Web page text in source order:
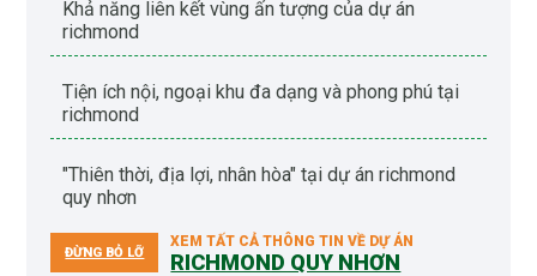
khả năng liên kết vùng ấn tượng của dự án
richmond
tiện ích nội, ngoại khu đa dạng và phong phú tại
richmond
"thiên thời, địa lợi, nhân hòa" tại dự án richmond
quy nhơn
ĐỪNG BỎ LỠ
XEM TẤT CẢ THÔNG TIN VỀ DỰ ÁN
RICHMOND QUY NHƠN